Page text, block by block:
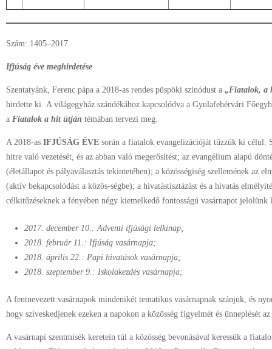
Szám: 1405–2017.
Ifjúság éve meghirdetése
Szentatyánk, Ferenc pápa a 2018-as rendes püspöki szinódust a „Fiatalok, a
hirdette ki. A világegyház szándékához kapcsolódva a Gyulafehérvári
a Fiatalok a hit útján témában tervezi meg.
A 2018-as IFJÚSÁG ÉVE során a fiatalok evangelizációját tűzzük ki célul.
hitre való vezetését, és az abban való megerősítést; az evangélium alapú
(életállapot és pályaválasztás tekintetében); a közösségiség szellemének az
(aktív bekapcsolódást a közös-ségbe); a hivatástisztázást és a hivatás
célkitűzéseknek a fényében négy kiemelkedő fontosságú vasárnapot jelölünk
2017. december 10.: Adventi ifjúsági lelkinap;
2018. február 11.: Ifjúság vasárnapja;
2018. április 22.: Papi hivatások vasárnapja;
2018. szeptember 9.: Iskolakezdés vasárnapja;
A fentnevezett vasárnapok mindenikét tematikus vasárnapnak szánjuk, és
hogy szíveskedjenek ezeken a napokon a közösség figyelmét és ünneplését
A vasárnapi szentmisék keretein túl a közösség bevonásával keressük a